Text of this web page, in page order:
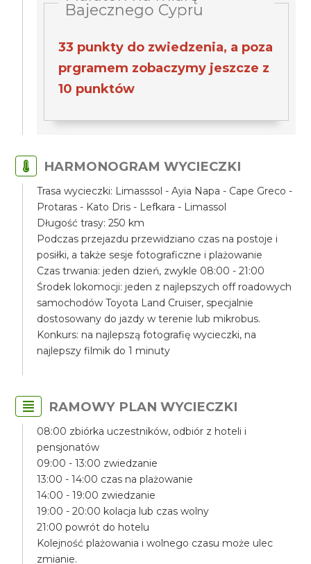
Bajecznego Cypru
33 punkty do zwiedzenia, a poza
prgramem zobaczymy jeszcze z
10 punktów
HARMONOGRAM WYCIECZKI
Trasa wycieczki: Limasssol - Ayia Napa - Cape Greco -
Protaras - Kato Dris - Lefkara - Limassol
Długość trasy: 250 km
Podczas przejazdu przewidziano czas na postoje i
posiłki, a także sesje fotograficzne i plażowanie
Czas trwania: jeden dzień, zwykle 08:00 - 21:00
Środek lokomocji: jeden z najlepszych off roadowych
samochodów Toyota Land Cruiser, specjalnie
dostosowany do jazdy w terenie lub mikrobus.
Konkurs: na najlepszą fotografię wycieczki, na
najlepszy filmik do 1 minuty
RAMOWY PLAN WYCIECZKI
08:00 zbiórka uczestników, odbiór z hoteli i
pensjonatów
09:00 - 13:00 zwiedzanie
13:00 - 14:00 czas na plażowanie
14:00 - 19:00 zwiedzanie
19:00 - 20:00 kolacja lub czas wolny
21:00 powrót do hotelu
Kolejność plażowania i wolnego czasu może ulec
zmianie.